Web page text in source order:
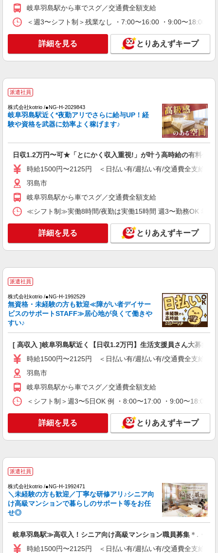
時給1500円〜2125円 ＜日払い有/週払い有/交
通費全支給(ガソリン代含む)＞
羽島市
キープ 詳細を見る
株式会社トラストグロース 中部支社
給与詳細 ※経験・資格考慮します！ 派遣時
給：1300円〜1700円
岐阜県羽島市正木町曲利
詳細を見る
岐阜羽島駅から車でスグ／交通費全額支給
＜週3〜シフト制＞残業なし ・7:00〜16:00 ・9:00〜
詳細を見る とりあえずキープ
派遣社員
株式会社kotrio /●NG-H-2029843
岐阜羽島駅近く*夜勤アリでさらに給与UP！経
験や資格を武器に効率よく稼げます♪
日収1.2万円〜可★「とにかく収入重視!」が叶う高時給の有料住宅
時給1500円〜2125円 ＜日払い有/週払い有/交通費全支給(ガ
羽島市
岐阜羽島駅から車でスグ／交通費全額支給
≪シフト制≫実働8時間/夜勤は実働15時間 週3〜勤務OK 希
詳細を見る とりあえずキープ
派遣社員
株式会社kotrio /●NG-H-1992529
無資格・未経験の方も歓迎≪障がい者デイサー
ビスのサポートSTAFF≫居心地が良くて働きや
すい♪
[ 高収入 ]岐阜羽島駅近く【日収1.2万円】生活支援員さん大募集！
時給1500円〜2125円 ＜日払い有/週払い有/交通費全支給(ガ
羽島市
岐阜羽島駅から車でスグ／交通費全額支給
＜シフト制＞週3〜5日OK 例 ・8:00〜17:00 ・9:00〜18:00
詳細を見る とりあえずキープ
派遣社員
株式会社kotrio /●NG-H-1992471
＼未経験の方も歓迎／丁寧な研修アリ♪シニア向
け高級マンションで暮らしのサポート等をお任
せ◎
岐阜羽島駅≫高収入！シニア向け高級マンション職員募集＊.・：
時給1500円〜2125円 ＜日払い有/週払い有/交通費全支給(ガ